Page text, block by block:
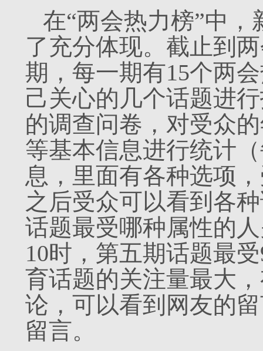
在“两会热力榜”中
了充分体现。截止到
期，每一期有15个两
己关心的几个话题进
的调查问卷，对受众
等基本信息进行统计
息，里面有各种选项
之后受众可以看到各
话题最受哪种属性的
10时，第五期话题最
育话题的关注量最大
论，可以看到网友的
留言。